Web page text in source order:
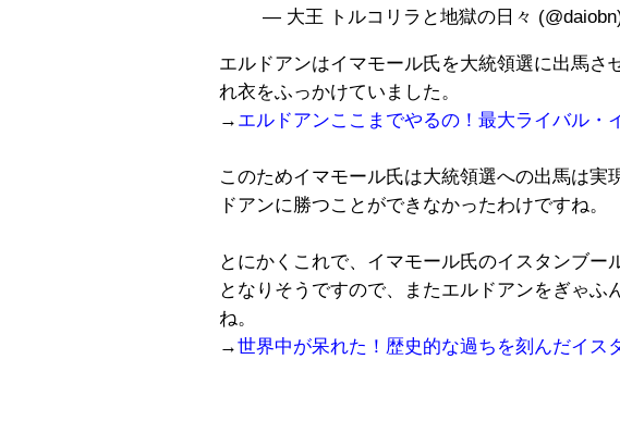
— 大王 トルコリラと地獄の日々
エルドアンはイマモール氏を大統領選に出馬さ
れ衣をふっかけていました。
→ エルドアンここまでやるの！最大ライバル・
このためイマモール氏は大統領選への出馬は実
ドアンに勝つことができなかったわけですね。
とにかくこれで、イマモール氏のイスタンブー
となりそうですので、またエルドアンをぎゃふ
ね。
→世界中が呆れた！歴史的な過ちを刻んだイス